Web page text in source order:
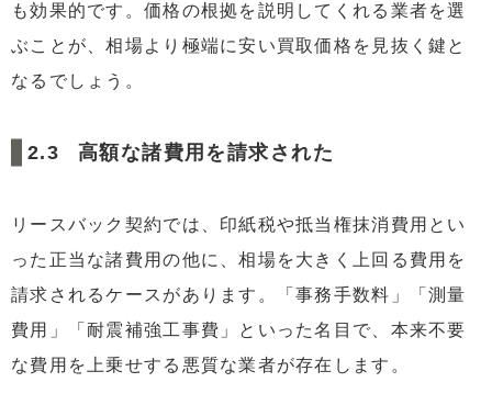
も効果的です。価格の根拠を説明してくれる業者を選
ぶことが、相場より極端に安い買取価格を見抜く鍵と
なるでしょう。
高額な諸費用を請求された
リースバック契約では、印紙税や抵当権抹消費用とい
った正当な諸費用の他に、相場を大きく上回る費用を
請求されるケースがあります。「事務手数料」「測量
費用」「耐震補強工事費」といった名目で、本来不要
な費用を上乗せする悪質な業者が存在します。